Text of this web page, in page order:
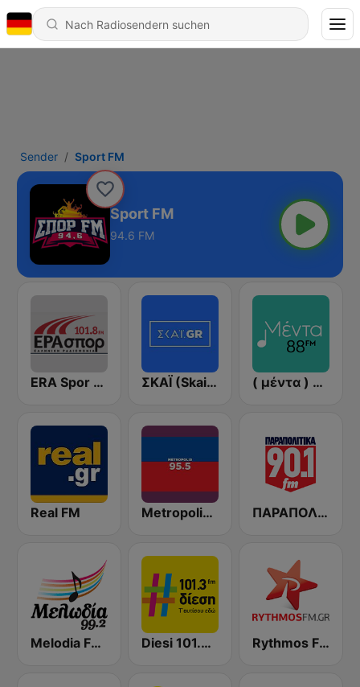
Sender Sport FM
Sport FM
94.6 FM
ERA Spor - ΕΡΑΣΠΟΡ ΣΚΑΪ (Skai Radio 100.3) ( μέντα ) Menta 88 FM
Real FM Metropolis Radio 95.5 FM ΠΑΡΑΠΟΛΙΤΙΚΑ 90.1 FM
Melodia FM (Μελωδία 99.2) Diesi 101.3 FM Rythmos FM - Ρυθμος 94.9